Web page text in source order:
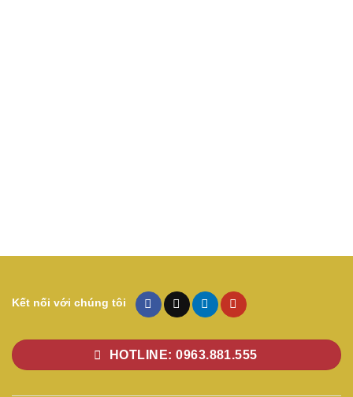
Kết nối với chúng tôi
HOTLINE: 0963.881.555